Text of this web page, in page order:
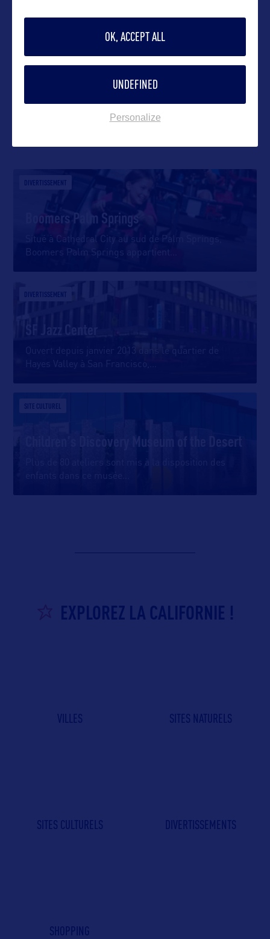
DIVERTISSEMENT
Boomers Palm Springs
Situé à Cathedral City au sud de Palm Springs,
Boomers Palm Springs appartient
DIVERTISSEMENT
SF Jazz Center
Ouvert depuis janvier 2013 dans le quartier de
Hayes Valley à San Francisco,
SITE CULTUREL
Children's Discovery Museum of the Desert
Plus de 80 ateliers sont mis à la disposition des
enfants dans ce musée
EXPLOREZ LA CALIFORNIE !
VILLES SITES NATURELS
SITES CULTURELS DIVERTISSEMENTS
SHOPPING
OK, ACCEPT ALL
UNDEFINED
Personalize